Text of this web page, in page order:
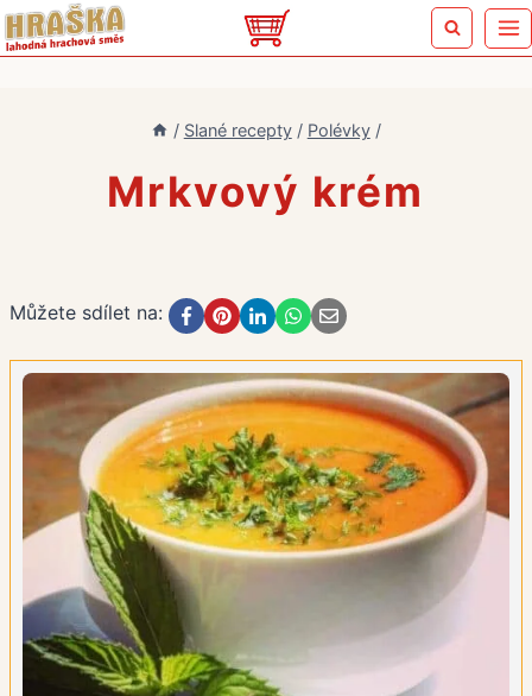
Přeskočit
na
/ Slané recepty / Polévky /
Mrkvový krém
Můžete sdílet na: